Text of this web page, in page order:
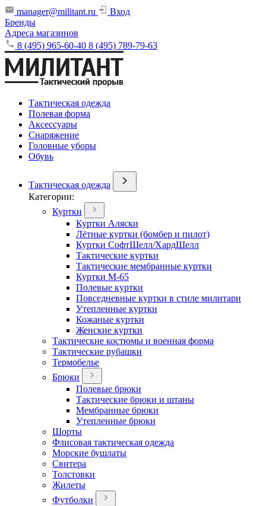
manager@militant.ru
Вход
Бренды
Адреса магазинов
8 (495) 965-60-40 8 (495) 789-79-63
Тактическая одежда
Полевая форма
Аксессуары
Снаряжение
Головные уборы
Обувь
Тактическая одежда
Категории:
Куртки
Куртки Аляски
Лётные куртки (бомбер и пилот)
Куртки СофтШелл/ХардШелл
Тактические куртки
Тактические мембранные куртки
Куртки М-65
Полевые куртки
Повседневные куртки в стиле милитари
Утепленные куртки
Кожаные куртки
Женские куртки
Тактические костюмы и военная форма
Тактические рубашки
Термобелье
Брюки
Полевые брюки
Тактические брюки и штаны
Мембранные брюки
Утепленные брюки
Шорты
Флисовая тактическая одежда
Морские бушлаты
Свитера
Толстовки
Жилеты
Футболки